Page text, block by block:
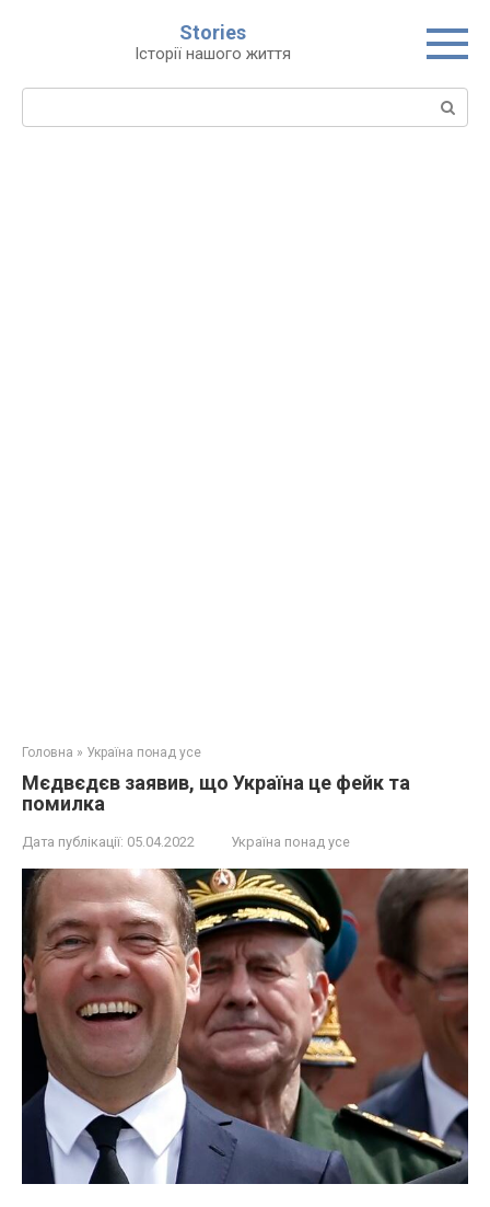
Stories
Історії нашого життя
Пошук:
Головна » Україна понад усе
Мєдвєдєв заявив, що Україна це фейк та
помилка
Дата публікації: 05.04.2022 Україна понад усе